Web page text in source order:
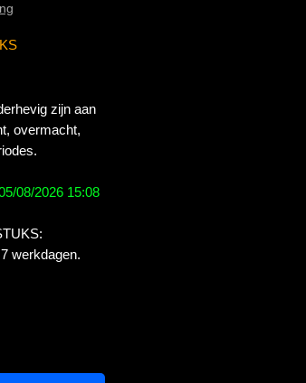
zijn aan
overmacht,
08/2026 15:08
werkdagen.